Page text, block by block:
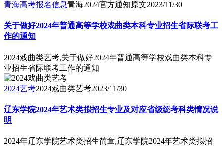
青海高考报名信息青海2024官方通知原文2023/11/30
关于做好2024年普通高等学校戏曲类本科专业招生省际联考工
作的通知
2024戏曲类艺考,关于做好2024年普通高等学校戏曲类本科专
业招生省际联考工作的通知
2024艺考2024戏曲类艺考2023/11/30
辽东学院2024年艺术类拟招生专业及对应省级统考科类情况说
明
2024年辽东学院艺术类招生简章,辽东学院2024年艺术类拟招